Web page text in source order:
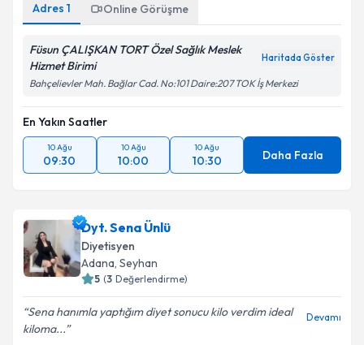
Kişisel verilerimin işlenmesine ilişkin
Metni'ni okudum ve kişisel verilerimin belirtilen
kapsamda işlenmesini kabul ediyorum.
Adres 1 Online Görüşme
Füsun ÇALIŞKAN TORT Özel Sağlık Meslek
Hizmet Birimi
Haritada Göster
Bahçelievler Mah. Bağlar Cad. No:101 Daire:207 TOK İş Merkezi
En Yakın Saatler
10 Ağu
09:30
10 Ağu
10:00
10 Ağu
10:30 Daha Fazla
Dyt. Sena Ünlü
Diyetisyen
Adana, Seyhan
5 (3 Değerlendirme)
Sena hanımla yaptığım diyet sonucu kilo verdim ideal
kiloma...
Devamı